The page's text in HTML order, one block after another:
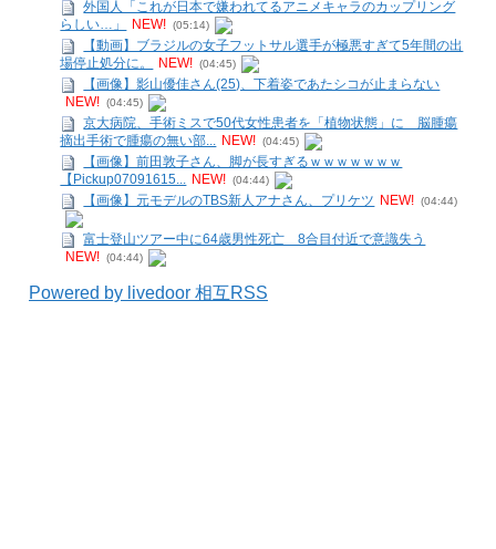
外国人「これが日本で嫌われてるアニメキャラのカップリング
らしい…」
NEW! (05:14)
【動画】ブラジルの女子フットサル選手が極悪すぎて5年間の出
場停止処分に。
NEW! (04:45)
【画像】影山優佳さん(25)、下着姿であたシコが止まらない
NEW! (04:45)
京大病院、手術ミスで50代女性患者を「植物状態」に 脳腫瘍
摘出手術で腫瘍の無い部... NEW! (04:45)
【画像】前田敦子さん、脚が長すぎるｗｗｗｗｗｗｗ
【Pickup07091615... NEW! (04:44)
【画像】元モデルのTBS新人アナさん、プリケツ NEW! (04:44)
富士登山ツアー中に64歳男性死亡 8合目付近で意識失う
NEW! (04:44)
Powered by livedoor 相互RSS